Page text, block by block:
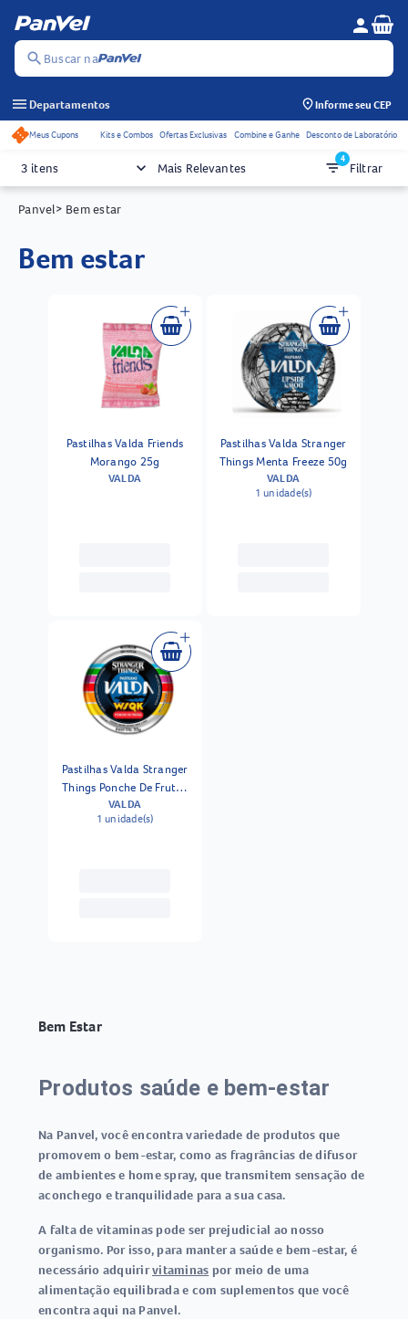
search Buscar na
Menu do
person
menu Departamentos Informe seu CEP
Acessos rápidos do cabeçalho
Meus Cupons Kits e Combos Ofertas Exclusivas Combine e Ganhe Desconto de Laboratório
3 itens keyboard_arrow_down Mais Relevantes filter_list4
Filtrar
Panvel> Bem estar
bem estar
Pastilhas Valda Friends
Morango 25g
VALDA
Pastilhas Valda Stranger
Things Menta Freeze 50g
VALDA
1 unidade(s)
Pastilhas Valda Stranger
Things Ponche De Frutas
50g
VALDA
1 unidade(s)
Bem Estar
Produtos saúde e bem-estar
Na Panvel, você encontra variedade de produtos que
promovem o bem-estar, como as fragrâncias de difusor
de ambientes e home spray, que transmitem sensação de
aconchego e tranquilidade para a sua casa.
A falta de vitaminas pode ser prejudicial ao nosso
organismo. Por isso, para manter a saúde e bem-estar, é
necessário adquirirvitaminas por meio de uma
alimentação equilibrada e com suplementos que você
encontra aqui na Panvel.